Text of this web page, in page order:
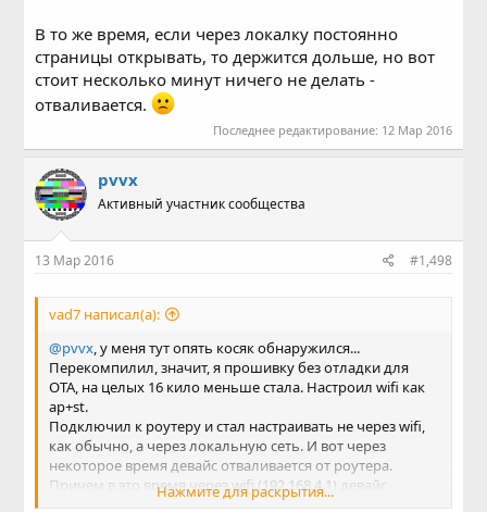
В то же время, если через локалку постоянно
страницы открывать, то держится дольше, но вот
стоит несколько минут ничего не делать -
отваливается.
Последнее редактирование: 12 Мар 2016
pvvx
Активный участник сообщества
13 Мар 2016 #1,498
vad7 написал(а):
@pvvx, у меня тут опять косяк обнаружился...
Перекомпилил, значит, я прошивку без отладки для
ОТА, на целых 16 кило меньше стала. Настроил wifi как
ap+st.
Подключил к роутеру и стал настраивать не через wifi,
как обычно, а через локальную сеть. И вот через
некоторое время девайс отваливается от роутера.
Причем в это время через wifi (192.168.4.1) девайс
Нажмите для раскрытия...